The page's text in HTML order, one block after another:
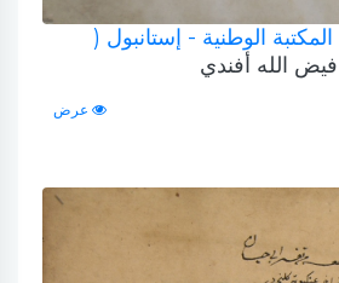
| المكتبة الوطنية - إستانبول (
| فيض الله أفندي
عرض